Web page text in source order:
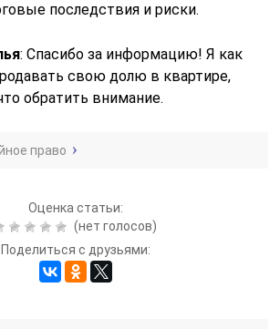
последствия и риски.
: Спасибо за информацию! Я как
свою долю в квартире,
обратить внимание.
право
Оценка статьи:
(нет голосов)
Поделиться с друзьями: